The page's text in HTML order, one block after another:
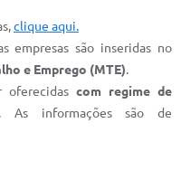
clique aqui.
empresas são inseridas no
e Emprego (MTE).
com regime de
. As informações são de